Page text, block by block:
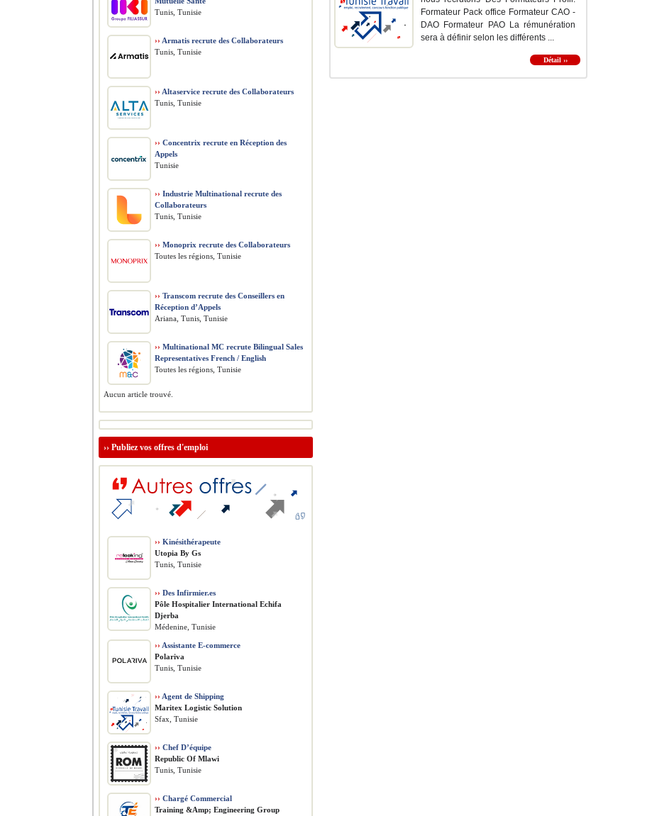
Formateur Pack office Formateur CAO -
DAO Formateur PAO La rémunération
sera à définir selon les différents ...
Détail ››
Tunis, Tunisie
›› Armatis recrute des Collaborateurs
Tunis, Tunisie
›› Altaservice recrute des Collaborateurs
Tunis, Tunisie
›› Concentrix recrute en Réception des
Appels
Tunisie
›› Industrie Multinational recrute des
Collaborateurs
Tunis, Tunisie
›› Monoprix recrute des Collaborateurs
Toutes les régions, Tunisie
›› Transcom recrute des Conseillers en
Réception d’Appels
Ariana, Tunis, Tunisie
›› Multinational MC recrute Bilingual Sales
Representatives French / English
Toutes les régions, Tunisie
Aucun article trouvé.
›› Publiez vos offres d'emploi
›› Kinésithérapeute
Utopia By Gs
Tunis, Tunisie
›› Des Infirmier.es
Pôle Hospitalier International Echifa
Djerba
Médenine, Tunisie
›› Assistante E-commerce
Polariva
Tunis, Tunisie
›› Agent de Shipping
Maritex Logistic Solution
Sfax, Tunisie
›› Chef D’équipe
Republic Of Mlawi
Tunis, Tunisie
›› Chargé Commercial
Training &Amp; Engineering Group